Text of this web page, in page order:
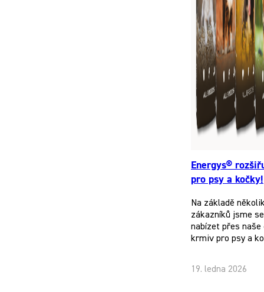
Energys®
pro psy a kočky!
Na základě
zákazníků jsme
nabízet přes
krmiv pro psy a
19. ledna 2026